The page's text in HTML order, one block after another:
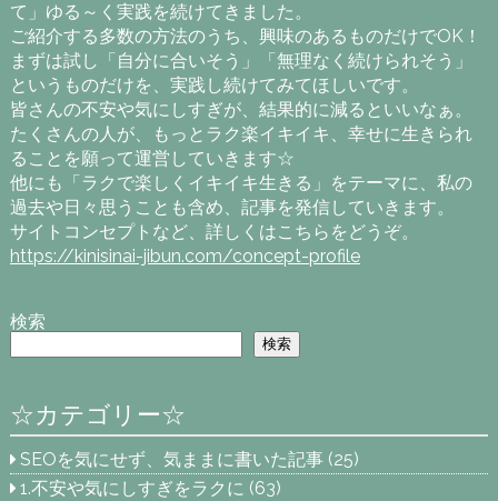
て」ゆる～く実践を続けてきました。
ご紹介する多数の方法のうち、興味のあるものだけでOK！
まずは試し「自分に合いそう」「無理なく続けられそう」
というものだけを、実践し続けてみてほしいです。
皆さんの不安や気にしすぎが、結果的に減るといいなぁ。
たくさんの人が、もっとラク楽イキイキ、幸せに生きられ
ることを願って運営していきます☆
他にも「ラクで楽しくイキイキ生きる」をテーマに、私の
過去や日々思うことも含め、記事を発信していきます。
サイトコンセプトなど、詳しくはこちらをどうぞ。
https://kinisinai-jibun.com/concept-profile
検索
検索
☆カテゴリー☆
SEOを気にせず、気ままに書いた記事 (25)
1.不安や気にしすぎをラクに (63)